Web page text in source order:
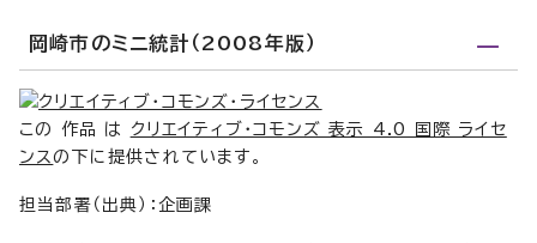
岡崎市のミニ統計（2008年版）
この 作品 は クリエイティブ・コモンズ 表示 4.0 国際 ライセ
ンスの下に提供されています。
担当部署（出典）：企画課